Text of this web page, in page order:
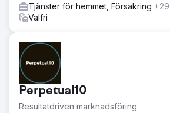
Tjänster för hemmet, Försäkring +29
Valfri
Perpetual10
Resultatdriven marknadsföring